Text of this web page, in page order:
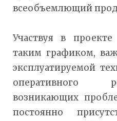
всеобъемлющий
Участвуя в
таким графиком,
эксплуатируемой
оперативного
возникающих
постоянно